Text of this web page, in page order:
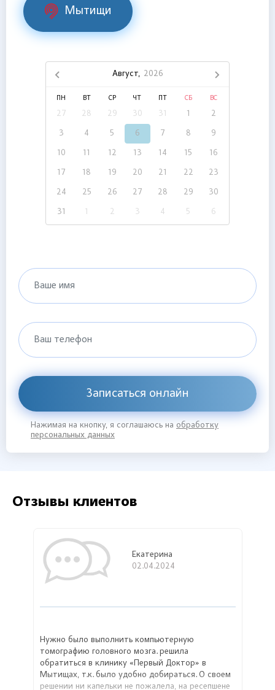
Мытищи
Август, 2026
ПН ВТ СР ЧТ СБ ВС
27 28 29 30 31 1 2
3 4 5 6 7 8 9
10 11 12 13 14 15 16
17 18 19 20 21 22 23
24 25 26 27 28 29 30
31 1 2 3 4 5 6
Ваше имя
Ваш телефон
Записаться онлайн
Нажимая на кнопку, я соглашаюсь на обработку
персональных данных
Отзывы клиентов
Екатерина
02.04.2024
Нужно было выполнить компьютерную
томографию головного мозга. решила
обратиться в клинику «Первый Доктор» в
Мытищах, т.к. было удобно добираться. О своем
решении ни капельки не пожалела, на ресепшене